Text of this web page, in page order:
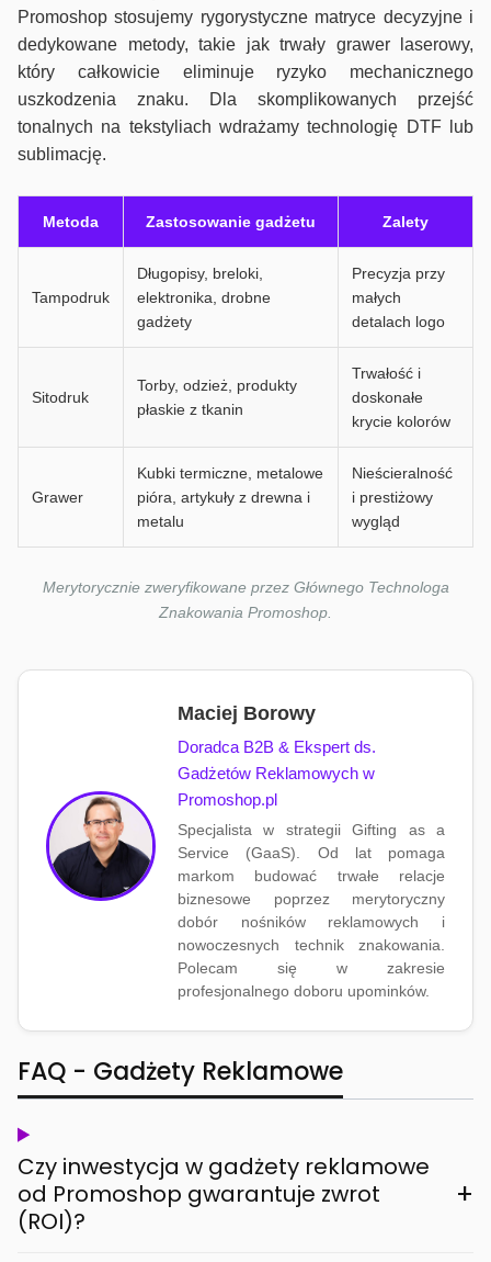
Promoshop stosujemy rygorystyczne matryce decyzyjne i
dedykowane metody, takie jak trwały grawer laserowy,
który całkowicie eliminuje ryzyko mechanicznego
uszkodzenia znaku. Dla skomplikowanych przejść
tonalnych na tekstyliach wdrażamy technologię DTF lub
sublimację.
Metoda Zastosowanie gadżetu Zalety
Tampodruk
Długopisy, breloki,
elektronika, drobne
gadżety
Precyzja przy
małych
detalach logo
Sitodruk
Torby, odzież, produkty
płaskie z tkanin
Trwałość i
doskonałe
krycie kolorów
Grawer
Kubki termiczne, metalowe
pióra, artykuły z drewna i
metalu
Nieścieralność
i prestiżowy
wygląd
Merytorycznie zweryfikowane przez Głównego Technologa
Znakowania Promoshop.
Maciej Borowy
Doradca B2B & Ekspert ds.
Gadżetów Reklamowych w
Promoshop.pl
Specjalista w strategii Gifting as a
Service (GaaS). Od lat pomaga
markom budować trwałe relacje
biznesowe poprzez merytoryczny
dobór nośników reklamowych i
nowoczesnych technik znakowania.
Polecam się w zakresie
profesjonalnego doboru upominków.
FAQ - Gadżety Reklamowe
Czy inwestycja w gadżety reklamowe
od Promoshop gwarantuje zwrot
(ROI)?
+